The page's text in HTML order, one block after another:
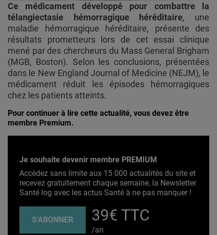
Ce médicament développé pour combattre la
télangiectasie hémorragique héréditaire, une
maladie hémorragique héréditaire, présente des
résultats prometteurs lors de cet essai clinique
mené par des chercheurs du Mass General Brigham
(MGB, Boston). Selon les conclusions, présentées
dans le New England Journal of Medicine (NEJM), le
médicament réduit les épisodes hémorragiques
chez les patients atteints.
Pour continuer à lire cette actualité, vous devez être
membre Premium.
Je souhaite devenir membre PREMIUM
Accèdez sans limite aux 15 000 actualités du site et
recevez gratuitement chaque semaine, la Newsletter
Santé log avec les actus Santé à ne pas manquer !
S'ABONNER 39€ TTC
/an